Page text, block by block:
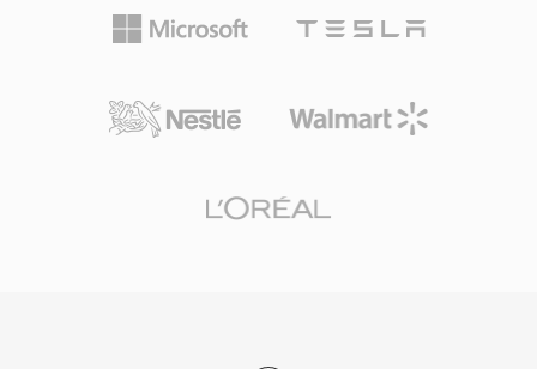
และการแลกเปลี่ยนที่น่าเชื่อถือระหว่างเครื่องมือ
แพลตฟอร์ม Apple ทั้งหมดและเป็นที่รู้จักอย่างกว้าง
ขวางจากซอฟต์แวร์ตัดต่อระดับมืออาชีพบนทุก
ทศวรรษของเทคโนโลยีวิดีโอที่พัฒนาไป
ยาวนานมาก: นักออกอากาศและนักบันทึกเสียงภาค
สนามสามารถบันทึกเสียงต่อเนื่องหลายชั่วโมงโดย
สัญญาณที่ยืดหยุ่นเป็นอีกจุดแข็ง เพราะ
kHz หรือเสียงพูดบีบอัด เฟรมเวิร์ก Core Audio ของ